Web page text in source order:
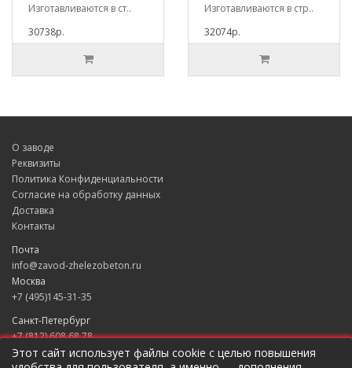
Изготавливаются в ст..
30738р.
Изготавливаются в стр..
32074р.
О заводе
Реквизиты
Политика Конфиденциальности
Согласие на обработку данных
Доставка
Контакты
Почта
info@zavod-zhelezobeton.ru
Москва
+7 (495)145-31-35
Санкт-Петербург
+7 (812) 608 68 78
Екатеринбург
Этот сайт использует файлы cookie с целью повышения